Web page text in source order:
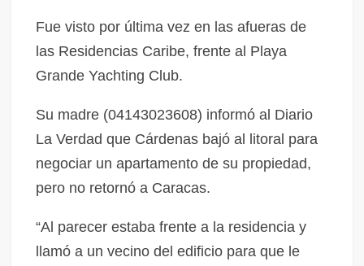
Fue visto por última vez en las afueras de
las Residencias Caribe, frente al Playa
Grande Yachting Club.
Su madre (04143023608) informó al Diario
La Verdad que Cárdenas bajó al litoral para
negociar un apartamento de su propiedad,
pero no retornó a Caracas.
“Al parecer estaba frente a la residencia y
llamó a un vecino del edificio para que le